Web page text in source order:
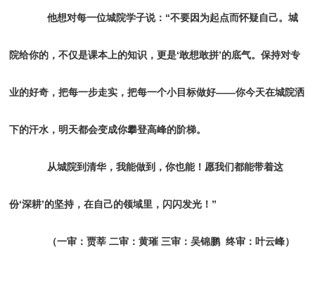
他想对每一位城院学子说：“不要因为起点而怀疑自己。城
院给你的，不仅是课本上的知识，更是‘敢想敢拼’的底气。保持对专
业的好奇，把每一步走实，把每一个小目标做好——你今天在城院洒
下的汗水，明天都会变成你攀登高峰的阶梯。
从城院到清华，我能做到，你也能！愿我们都能带着这
份‘深耕’的坚持，在自己的领域里，闪闪发光！”
（一审：贾莘 二审：黄璀 三审：吴锦鹏 终审：叶云峰）